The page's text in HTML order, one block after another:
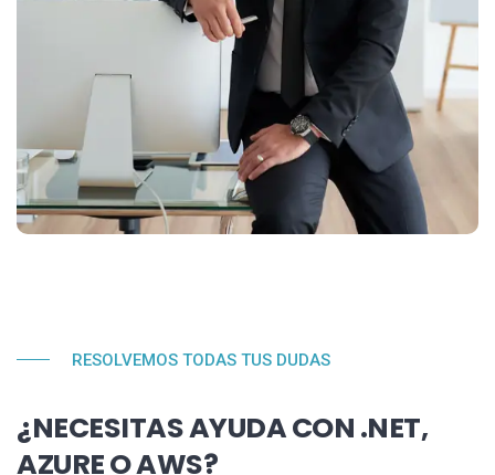
RESOLVEMOS TODAS TUS DUDAS
¿NECESITAS AYUDA CON .NET,
AZURE O AWS?